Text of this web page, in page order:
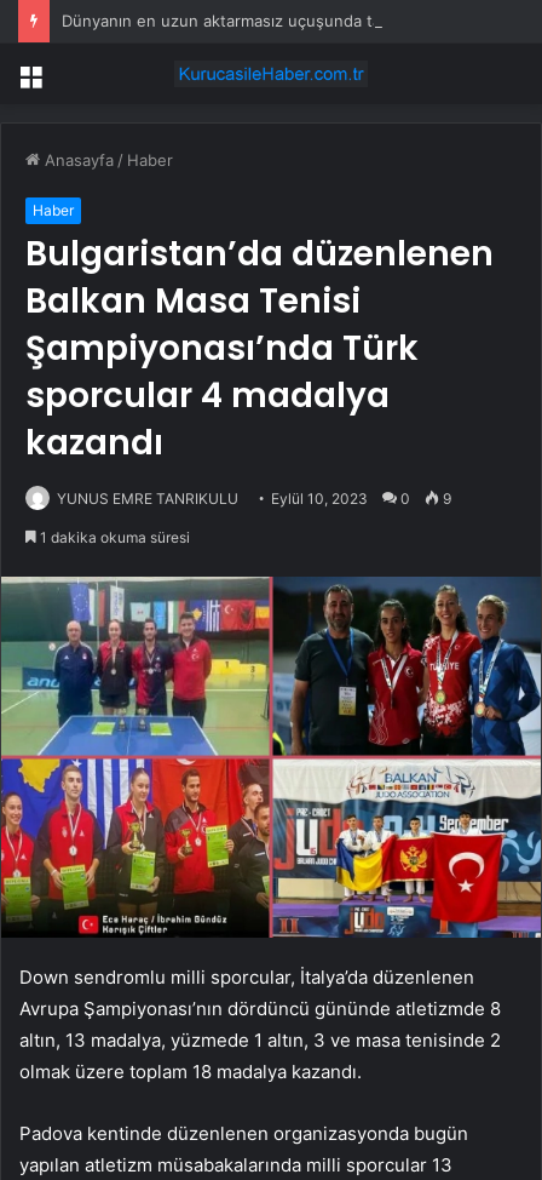
Menü
Anasayfa / Haber
Haber
Bulgaristan’da düzenlenen
Balkan Masa Tenisi
Şampiyonası’nda Türk
sporcular 4 madalya
kazandı
YUNUS EMRE TANRIKULU Eylül 10, 2023 0 9
1 dakika okuma süresi
Down sendromlu milli sporcular, İtalya’da düzenlenen
Avrupa Şampiyonası’nın dördüncü gününde atletizmde 8
altın, 13 madalya, yüzmede 1 altın, 3 ve masa tenisinde 2
olmak üzere toplam 18 madalya kazandı.
Padova kentinde düzenlenen organizasyonda bugün
yapılan atletizm müsabakalarında milli sporcular 13